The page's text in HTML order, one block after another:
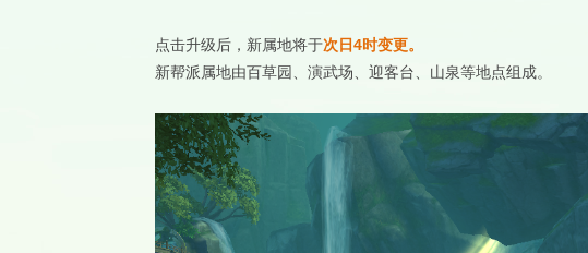
点击升级后，新属地将于次日4时变更。
新帮派属地由百草园、演武场、迎客台、山泉等地点组成。